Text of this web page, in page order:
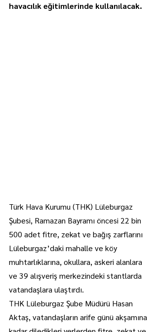
havacılık eğitimlerinde kullanılacak.
Türk Hava Kurumu (THK) Lüleburgaz
Şubesi, Ramazan Bayramı öncesi 22 bin
500 adet fitre, zekat ve bağış zarflarını
Lüleburgaz’daki mahalle ve köy
muhtarlıklarına, okullara, askeri alanlara
ve 39 alışveriş merkezindeki stantlarda
vatandaşlara ulaştırdı.
THK Lüleburgaz Şube Müdürü Hasan
Aktaş, vatandaşların arife günü akşamına